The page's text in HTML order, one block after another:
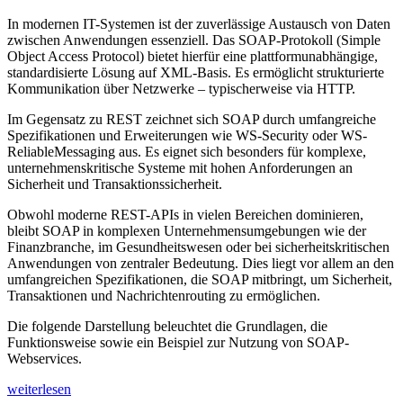
In modernen IT-Systemen ist der zuverlässige Austausch von Daten
zwischen Anwendungen essenziell. Das SOAP-Protokoll (Simple
Object Access Protocol) bietet hierfür eine plattformunabhängige,
standardisierte Lösung auf XML-Basis. Es ermöglicht strukturierte
Kommunikation über Netzwerke – typischerweise via HTTP.
Im Gegensatz zu REST zeichnet sich SOAP durch umfangreiche
Spezifikationen und Erweiterungen wie WS-Security oder WS-
ReliableMessaging aus. Es eignet sich besonders für komplexe,
unternehmenskritische Systeme mit hohen Anforderungen an
Sicherheit und Transaktionssicherheit.
Obwohl moderne REST-APIs in vielen Bereichen dominieren,
bleibt SOAP in komplexen Unternehmensumgebungen wie der
Finanzbranche, im Gesundheitswesen oder bei sicherheitskritischen
Anwendungen von zentraler Bedeutung. Dies liegt vor allem an den
umfangreichen Spezifikationen, die SOAP mitbringt, um Sicherheit,
Transaktionen und Nachrichtenrouting zu ermöglichen.
Die folgende Darstellung beleuchtet die Grundlagen, die
Funktionsweise sowie ein Beispiel zur Nutzung von SOAP-
Webservices.
„Das
weiterlesen